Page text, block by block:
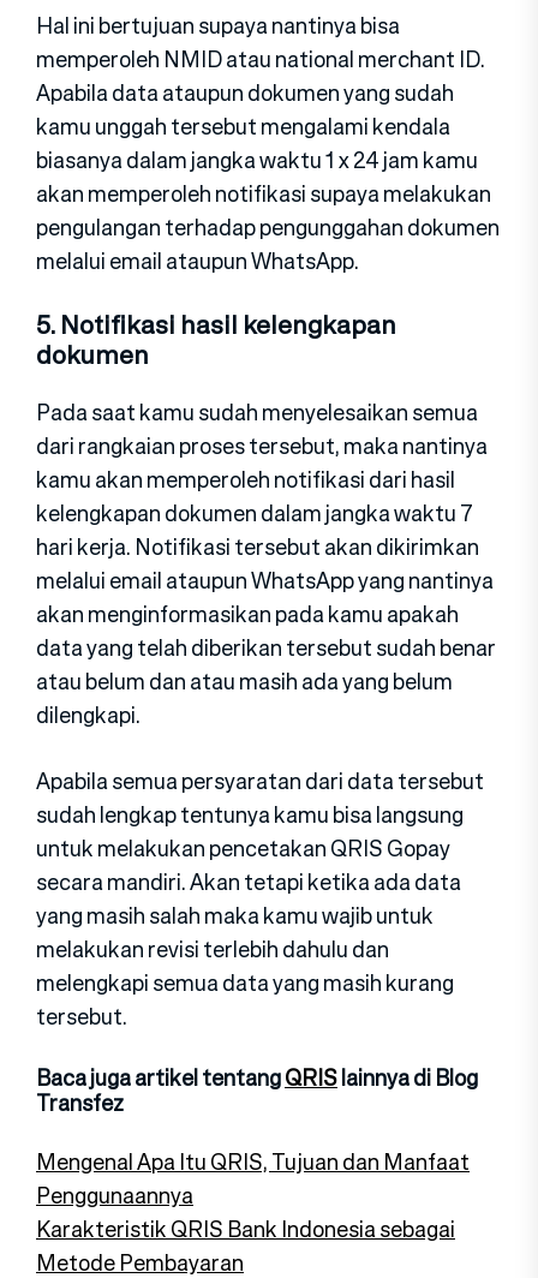
Hal ini bertujuan supaya nantinya bisa
memperoleh NMID atau national merchant ID.
Apabila data ataupun dokumen yang sudah
kamu unggah tersebut mengalami kendala
biasanya dalam jangka waktu 1 x 24 jam kamu
akan memperoleh notifikasi supaya melakukan
pengulangan terhadap pengunggahan dokumen
melalui email ataupun WhatsApp.
5. Notifikasi hasil kelengkapan
dokumen
Pada saat kamu sudah menyelesaikan semua
dari rangkaian proses tersebut, maka nantinya
kamu akan memperoleh notifikasi dari hasil
kelengkapan dokumen dalam jangka waktu 7
hari kerja. Notifikasi tersebut akan dikirimkan
melalui email ataupun WhatsApp yang nantinya
akan menginformasikan pada kamu apakah
data yang telah diberikan tersebut sudah benar
atau belum dan atau masih ada yang belum
dilengkapi.
Apabila semua persyaratan dari data tersebut
sudah lengkap tentunya kamu bisa langsung
untuk melakukan pencetakan QRIS Gopay
secara mandiri. Akan tetapi ketika ada data
yang masih salah maka kamu wajib untuk
melakukan revisi terlebih dahulu dan
melengkapi semua data yang masih kurang
tersebut.
Baca juga artikel tentangQRISlainnya di Blog
Transfez
Mengenal Apa Itu QRIS, Tujuan dan Manfaat
Penggunaannya
Karakteristik QRIS Bank Indonesia sebagai
Metode Pembayaran